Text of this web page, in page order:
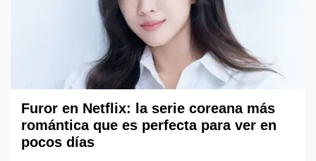
Furor en Netflix: la serie coreana más
romántica que es perfecta para ver en
pocos días